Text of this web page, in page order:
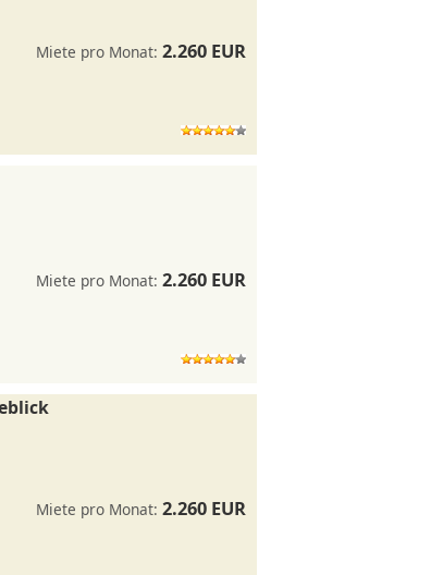
Miete pro Monat: 2.260 EUR
Miete pro Monat: 2.260 EUR
Miete pro Monat: 2.260 EUR